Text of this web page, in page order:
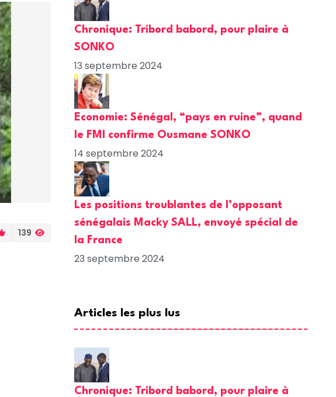
139
Chronique: Tribord babord, pour plaire à
SONKO
13 septembre 2024
Economie: Sénégal, “pays en ruine”, quand
le FMI confirme Ousmane SONKO
14 septembre 2024
Les positions troublantes de l’opposant
sénégalais Macky SALL, envoyé spécial de
la France
23 septembre 2024
Articles les plus lus
Chronique: Tribord babord, pour plaire à